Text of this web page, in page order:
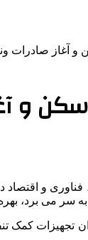
آغاز صادرات
و
فناوری و
می برد،